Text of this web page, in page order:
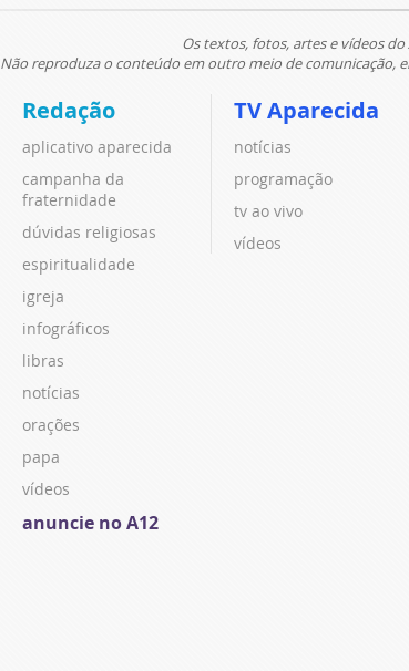
Os textos, fotos, artes e vídeos
Não reproduza o conteúdo em outro meio de comunicação,
Redação
aplicativo aparecida
campanha da
fraternidade
dúvidas religiosas
espiritualidade
igreja
infográficos
libras
notícias
orações
papa
vídeos
anuncie no A12
TV Aparecida
notícias
programação
tv ao vivo
vídeos